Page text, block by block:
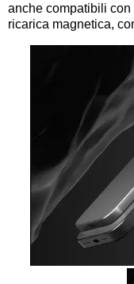
anche compatibili
ricarica magnetica,